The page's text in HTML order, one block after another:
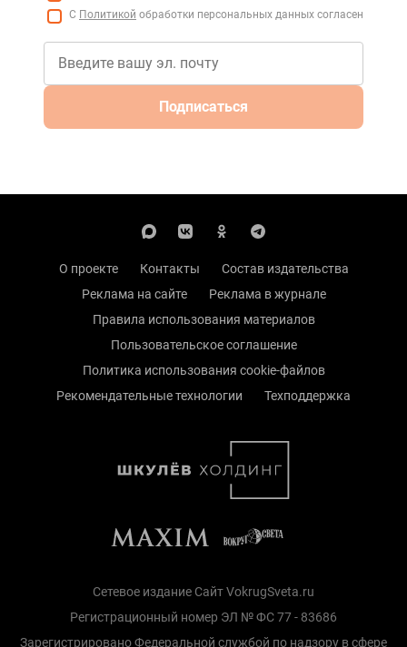
С Политикой обработки персональных данных согласен
Подписаться
О проекте Контакты
Состав издательства
Реклама на сайте
Реклама в журнале
Правила использования материалов
Пользовательское соглашение
Политика использования cookie-файлов
Рекомендательные технологии
Техподдержка
Сетевое издание Сайт VokrugSveta.ru
Регистрационный номер ЭЛ № ФС 77 - 83686
Зарегистрировано Федеральной службой по надзору в сфере